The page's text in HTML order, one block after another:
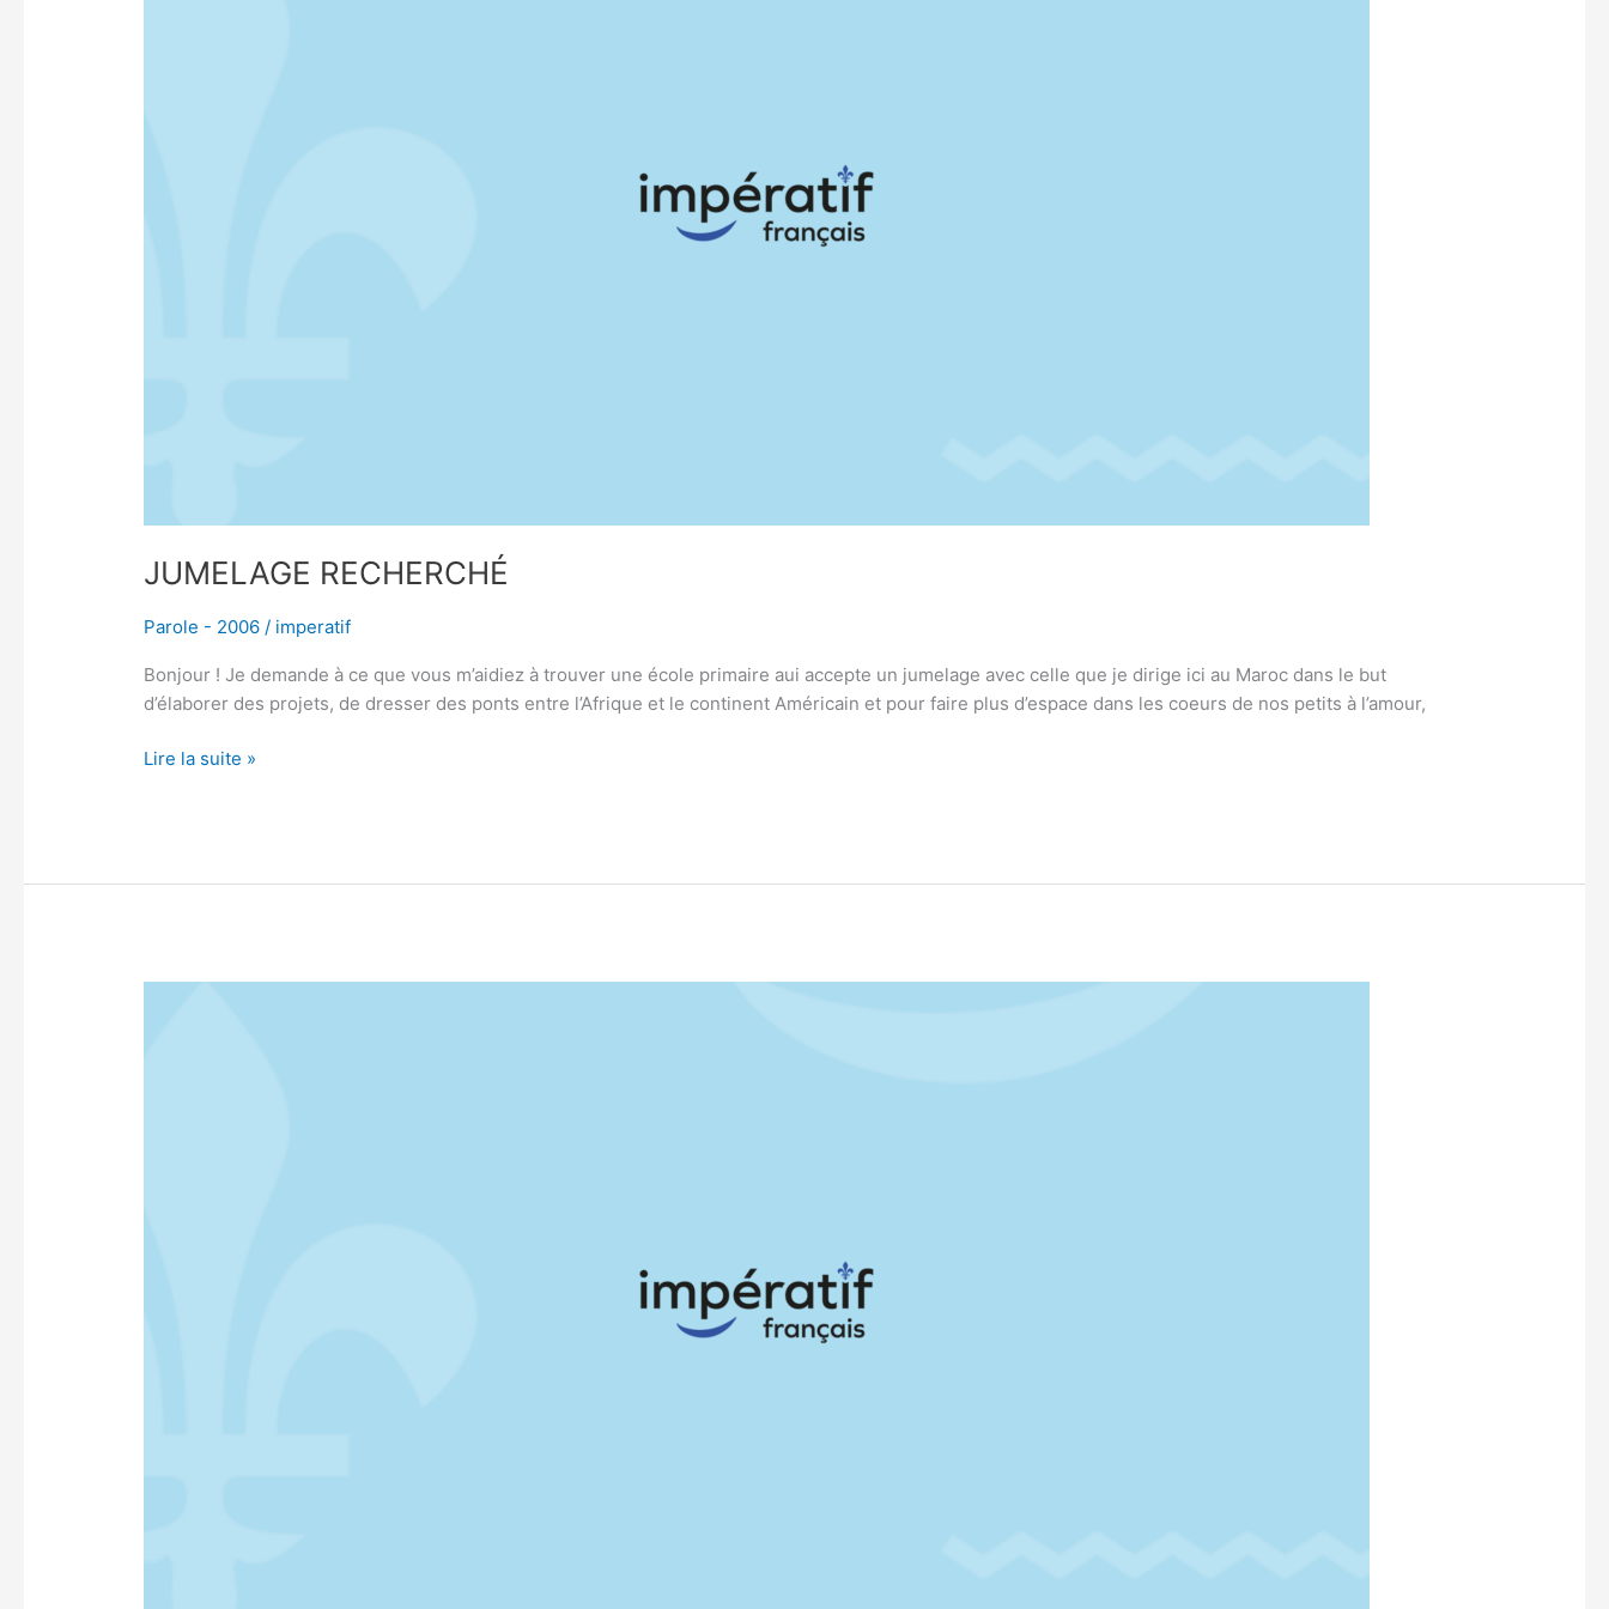
JUMELAGE RECHERCHÉ
Parole - 2006 / imperatif
Bonjour ! Je demande à ce que vous m’aidiez à trouver une école primaire aui accepte un jumelage avec celle que je dirige ici au Maroc dans le but
d’élaborer des projets, de dresser des ponts entre l’Afrique et le continent Américain et pour faire plus d’espace dans les coeurs de nos petits à l’amour,
Lire la suite »